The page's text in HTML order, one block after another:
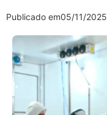
Publicado em05/11/2025